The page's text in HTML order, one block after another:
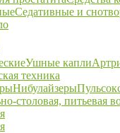
Седативные и
Ушные капли
техника
Нибулайзеры
столовая, питьевая